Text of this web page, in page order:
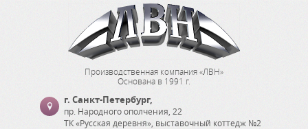
Производственная компания «ЛВН»
Основана в 1991 г.
г. Санкт-Петербург,
пр. Народного ополчения, 22
ТК «Русская деревня», выставочный коттедж №2